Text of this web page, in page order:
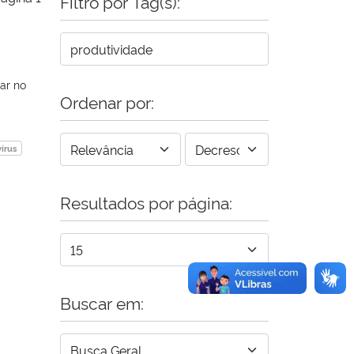
no
Ordenar por:
Resultados por página:
Buscar em: